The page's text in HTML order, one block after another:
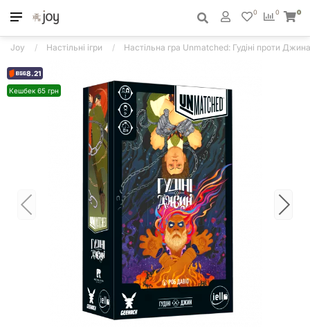
0
0 0
Joy Настільні ігри Настільна гра Unmatched: Гудіні проти
8.21
Кешбек 65 грн